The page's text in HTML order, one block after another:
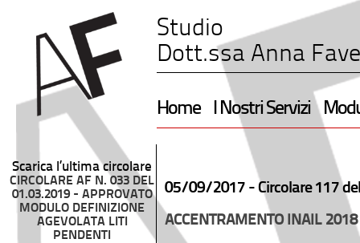
Studio
Dott.ssa Anna
Home I Nostri Servizi
Scarica l’ultima circolare
CIRCOLARE AF N. 033 DEL
01.03.2019 - APPROVATO
MODULO DEFINIZIONE
AGEVOLATA LITI
PENDENTI
05/09/2017 - Circolare 117
ACCENTRAMENTO INAIL